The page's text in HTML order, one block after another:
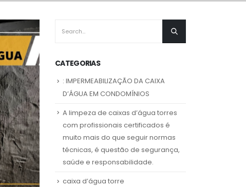
CATEGORIAS
: IMPERMEABILIZAÇÃO DA CAIXA
D’ÁGUA EM CONDOMÍNIOS
A limpeza de caixas d’água torres
com profissionais certificados é
muito mais do que seguir normas
técnicas, é questão de segurança,
saúde e responsabilidade.
caixa d’água torre